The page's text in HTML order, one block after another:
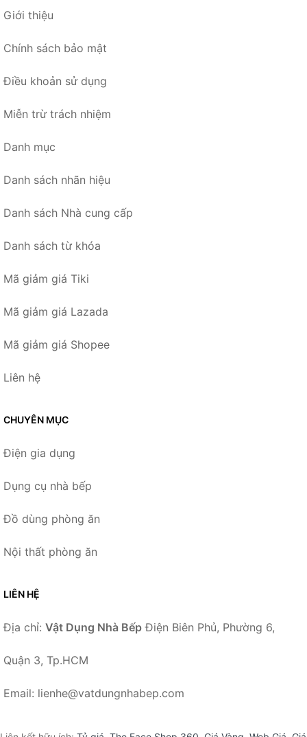
Giới thiệu
Chính sách bảo mật
Điều khoản sử dụng
Miễn trừ trách nhiệm
Danh mục
Danh sách nhãn hiệu
Danh sách Nhà cung cấp
Danh sách từ khóa
Mã giảm giá Tiki
Mã giảm giá Lazada
Mã giảm giá Shopee
Liên hệ
CHUYÊN MỤC
Điện gia dụng
Dụng cụ nhà bếp
Đồ dùng phòng ăn
Nội thất phòng ăn
LIÊN HỆ
Địa chỉ: Vật Dụng Nhà Bếp Điện Biên Phủ, Phường 6,
Quận 3, Tp.HCM
Email: lienhe@vatdungnhabep.com